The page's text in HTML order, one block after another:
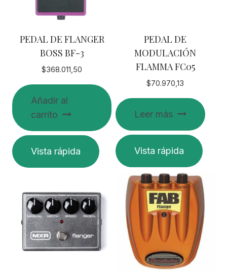
PEDAL DE FLANGER
BOSS BF-3
$368.011,50
Añadir al
carrito
Vista rápida
PEDAL DE
MODULACIÓN
FLAMMA FC05
$70.970,13
Leer más
Vista rápida